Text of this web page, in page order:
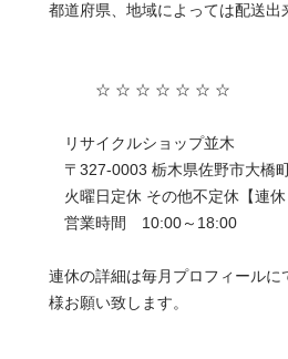
都道府県、地域によっては配送出
☆ ☆ ☆ ☆ ☆ ☆ ☆
リサイクルショップ並木
〒327-0003 栃木県佐野市大橋
火曜日定休 その他不定休【連休
営業時間　10:00～18:00
連休の詳細は毎月プロフィール
様お願い致します。